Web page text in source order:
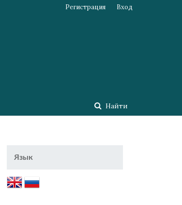
Найти
Регистрация Вход
Язык